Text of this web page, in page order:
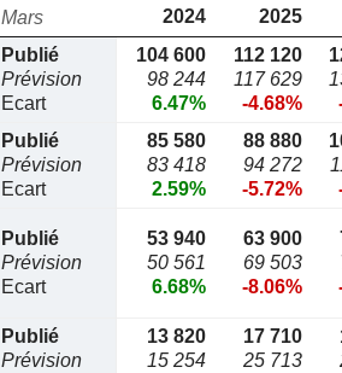
Mars 2024 2025
Publié
Prévision
Ecart
104 600
98 244
6.47%
112 120
117 629
-4.68%
Publié
Prévision
Ecart
85 580
83 418
2.59%
88 880
94 272
-5.72%
Publié
Prévision
Ecart
53 940
50 561
6.68%
63 900
69 503
-8.06%
Publié
Prévision
13 820
15 254
17 710
25 713